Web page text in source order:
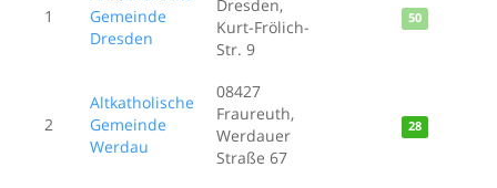
1
Gemeinde
Dresden
Dresden,
Kurt-Frölich-
Str. 9
50
2
Altkatholische
Gemeinde
Werdau
08427
Fraureuth,
Werdauer
Straße 67
28